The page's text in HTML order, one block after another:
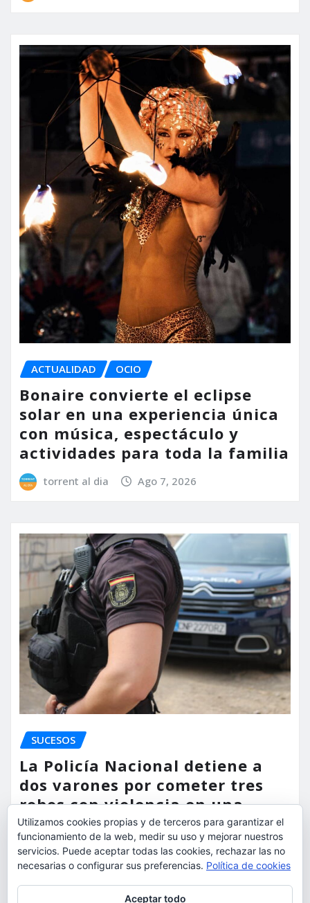
ACTUALIDAD OCIO
Bonaire convierte el eclipse
solar en una experiencia única
con música, espectáculo y
actividades para toda la familia
torrent al dia Ago 7, 2026
SUCESOS
La Policía Nacional detiene a
dos varones por cometer tres
robos con violencia en una
misma mañana
torrent al dia Ago 7, 2026
Utilizamos cookies propias y de terceros para garantizar el
funcionamiento de la web, medir su uso y mejorar nuestros
servicios. Puede aceptar todas las cookies, rechazar las no
necesarias o configurar sus preferencias. Política de cookies
Aceptar todo